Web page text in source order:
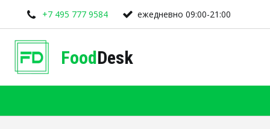
+7 495 777 9584 ежедневно 09:00-21:00
FoodDesk